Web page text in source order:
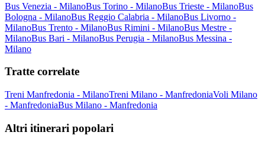
Bus Venezia - MilanoBus Torino - MilanoBus Trieste - MilanoBus
Bologna - MilanoBus Reggio Calabria - MilanoBus Livorno -
MilanoBus Trento - MilanoBus Rimini - MilanoBus Mestre -
MilanoBus Bari - MilanoBus Perugia - MilanoBus Messina -
Milano
Tratte correlate
Treni Manfredonia - MilanoTreni Milano - ManfredoniaVoli Milano
- ManfredoniaBus Milano - Manfredonia
Altri itinerari popolari